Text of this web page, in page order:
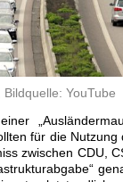
Bildquelle: YouTube
für die
zwischen CDU,